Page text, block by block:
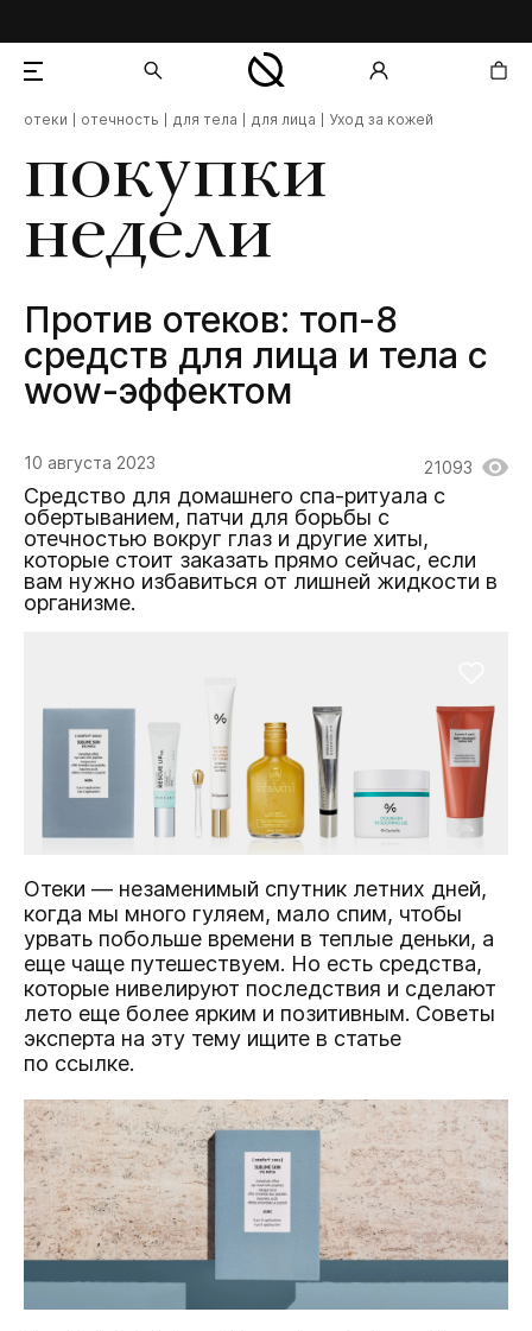
покупки
недели
Против отеков: топ-8
средств для лица и тела с
wow-эффектом
отеки отечность для тела для лица Уход за кожей
10 августа 2023 21093
Средство для домашнего спа-ритуала с
обертыванием, патчи для борьбы с
отечностью вокруг глаз и другие хиты,
которые стоит заказать прямо сейчас, если
вам нужно избавиться от лишней жидкости в
организме.
Отеки — незаменимый спутник летних дней,
когда мы много гуляем, мало спим, чтобы
урвать побольше времени в теплые деньки, а
еще чаще путешествуем. Но есть средства,
которые нивелируют последствия и сделают
лето еще более ярким и позитивным. Советы
эксперта на эту тему ищите в статье
по ссылке.